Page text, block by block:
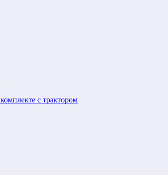
с трактором